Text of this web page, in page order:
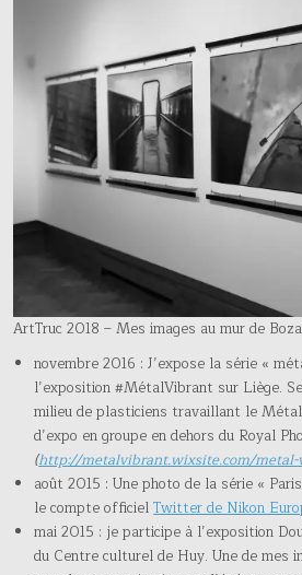
ArtTruc 2018 – Mes images au mur de
novembre 2016 : J’expose la série «
l’exposition #MétalVibrant sur Liège.
milieu de plasticiens travaillant le
d’expo en groupe en dehors du Royal
(http://metalvibrant.wixsite.com/metal-
août 2015 : Une photo de la série «
le compte officielTwitter de Nikon
mai 2015 : je participe à l’exposition
du Centre culturel de Huy. Une de mes